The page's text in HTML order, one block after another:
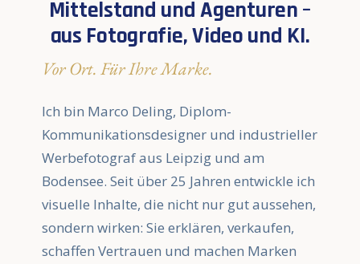
Mittelstand und Agenturen –
aus Fotografie, Video und KI.
Vor Ort. Für Ihre Marke.
Ich bin Marco Deling, Diplom-
Kommunikationsdesigner und industrieller
Werbefotograf aus Leipzig und am
Bodensee. Seit über 25 Jahren entwickle ich
visuelle Inhalte, die nicht nur gut aussehen,
sondern wirken: Sie erklären, verkaufen,
schaffen Vertrauen und machen Marken